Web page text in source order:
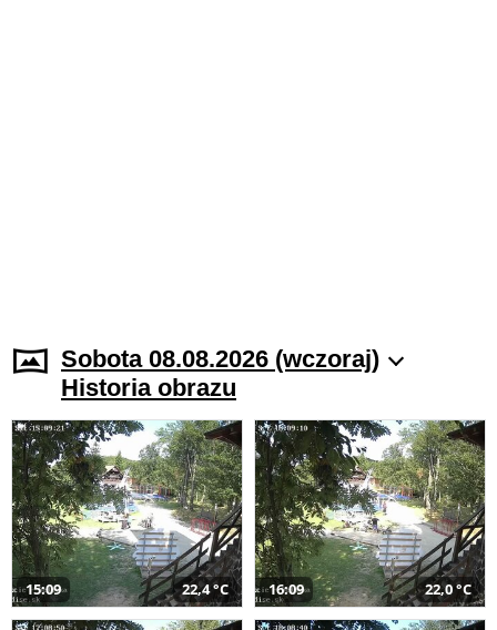
Sobota 08.08.2026 (wczoraj)
Historia obrazu
15:09 22,4 °C 16:09 22,0 °C